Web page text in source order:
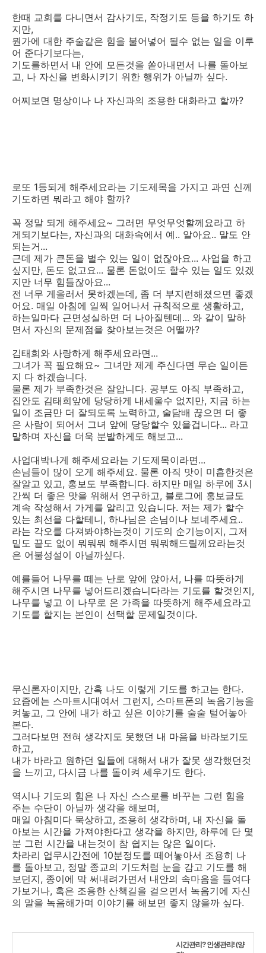
한때 교회를 다니면서 감사기도, 작정기도 등을 하기도 하
지만,
뭔가에 대한 주술같은 힘을 불어넣어 될수 없는 일을 이루
어 준다기보다는,
기도를하면서 내 안에 모든것을 쏟아내면서 나를 돌아보
고, 나 자신을 변화시키기 위한 행위가 아닐까 싶다.
어찌보면 명상이나 나 자신과의 조용한 대화라고 할까?
로또 1등되게 해주세요라는 기도제목을 가지고 과연 신께
기도하면 뭐라고 해야 할까?
꼭 정말 되게 해주세요~ 그러면 무엇무엇할께요라고 하
게되기보다는, 자신과의 대화속에서 예.. 알아요.. 말도 안
되는거...
근데 제가 큰돈을 벌수 있는 일이 없잖아요... 사업을 하고
싶지만, 돈도 없고요... 물론 돈없이도 할수 있는 일도 있겠
지만 너무 힘들잖아요...
전 너무 게을러서 못하겠는데, 좀 더 부지런해졌으면 좋겠
어요. 매일 아침에 일찍 일어나서 규칙적으로 생활하고,
하는일마다 근면성실하면 더 나아질텐데... 와 같이 말하
면서 자신의 문제점을 찾아보는것은 어떨까?
김태희와 사랑하게 해주세요라면...
그녀가 꼭 필요해요~ 그녀만 제게 주신다면 무슨 일이든
지 다 하겠습니다.
물론 제가 부족한것은 잘압니다. 공부도 아직 부족하고,
집안도 김태희앞에 당당하게 내세울수 없지만, 지금 하는
일이 조금만 더 잘되도록 노력하고, 술담배 끊으면 더 좋
은 사람이 되어서 그녀 앞에 당당할수 있을겁니다... 라고
말하며 자신을 더욱 분발하게도 해보고...
사업대박나게 해주세요라는 기도제목이라면...
손님들이 많이 오게 해주세요. 물론 아직 맛이 미흡한것은
잘알고 있고, 홍보도 부족합니다. 하지만 매일 하루에 3시
간씩 더 좋은 맛을 위해서 연구하고, 블로그에 홍보글도
계속 작성해서 가게를 알리고 있습니다. 저는 제가 할수
있는 최선을 다할테니, 하나님은 손님이나 보네주세요..
라는 각오를 다져봐야하는것이 기도의 순기능이지, 그저
밑도 끝도 없이 뭐뭐뭐 해주시면 뭐뭐해드릴께요라는것
은 어불성설이 아닐까싶다.
예를들어 나무를 떼는 난로 앞에 앉아서, 나를 따뜻하게
해주시면 나무를 넣어드리겠습니다라는 기도를 할것인지,
나무를 넣고 이 나무로 온 가족을 따뜻하게 해주세요라고
기도를 할지는 본인이 선택할 문제일것이다.
무신론자이지만, 간혹 나도 이렇게 기도를 하고는 한다.
요즘에는 스마트시대여서 그런지, 스마트폰의 녹음기능을
켜놓고, 그 안에 내가 하고 싶은 이야기를 술술 털어놓아
본다.
그러다보면 전혀 생각지도 못했던 내 마음을 바라보기도
하고,
내가 바라고 원하던 일들에 대해서 내가 잘못 생각했던것
을 느끼고, 다시금 나를 돌이켜 세우기도 한다.
역시나 기도의 힘은 나 자신 스스로를 바꾸는 그런 힘을
주는 수단이 아닐까 생각을 해보며,
매일 아침미다 묵상하고, 조용히 생각하며, 내 자신을 돌
아보는 시간을 가져야한다고 생각을 하지만, 하루에 단 몇
분 그런 시간을 내는것이 참 쉽지는 않은 일이다.
차라리 업무시간전에 10분정도를 떼어놓아서 조용히 나
를 돌아보고, 정말 종교의 기도처럼 눈을 감고 기도를 해
보던지, 종이에 막 써내려가면서 내안의 속마음을 들여다
가보거나, 혹은 조용한 산책길을 걸으면서 녹음기에 자신
의 말을 녹음해가며 이야기를 해보면 좋지 않을까 싶다.
시간관리? 인생관리! (양